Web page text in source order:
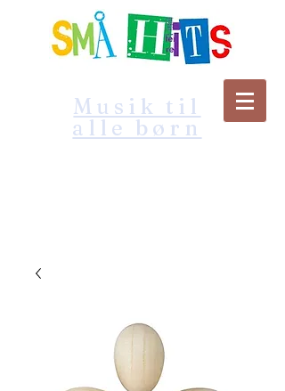
Musik til
alle børn